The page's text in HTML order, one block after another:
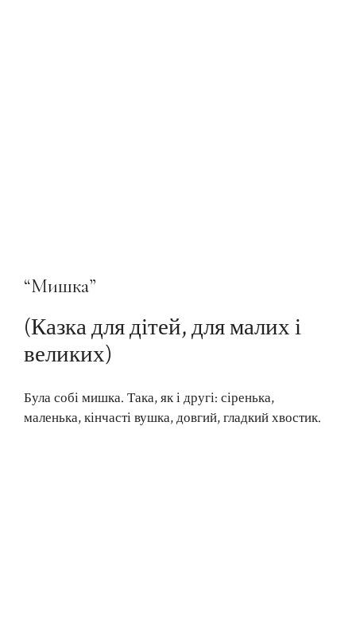
“Мишка”
(Казка для дітей, для малих і
великих)
Була собі мишка. Така, як і другі: сіренька,
маленька, кінчасті вушка, довгий, гладкий хвостик.